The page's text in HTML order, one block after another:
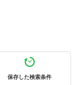
保存した検索条件